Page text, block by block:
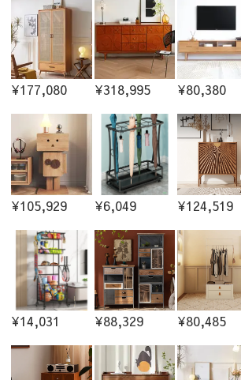
¥177,080 ¥318,995 ¥80,380
¥105,929 ¥6,049 ¥124,519
¥14,031 ¥88,329 ¥80,485